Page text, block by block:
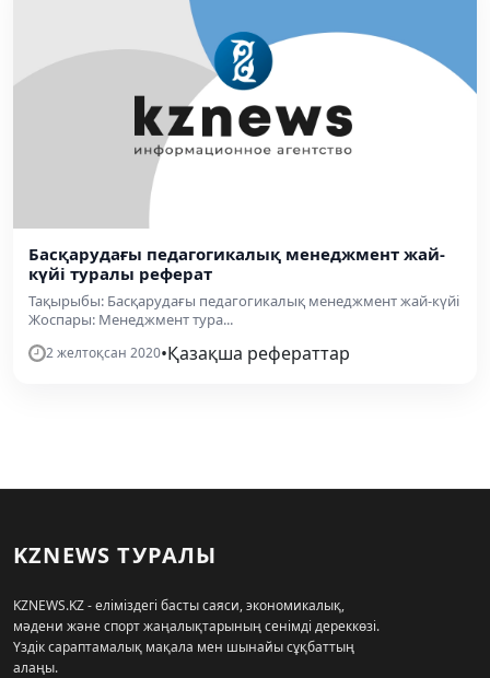
Басқарудағы педагогикалық менеджмент жай-
күйі туралы реферат
Тақырыбы: Басқарудағы педагогикалық менеджмент жай-күйі
Жоспары: Менеджмент тура...
2 желтоқсан 2020•Қазақша рефераттар
KZNEWS ТУРАЛЫ
KZNEWS.KZ - еліміздегі басты саяси, экономикалық,
мәдени және спорт жаңалықтарының сенімді дереккөзі.
Үздік сараптамалық мақала мен шынайы сұқбаттың
алаңы.